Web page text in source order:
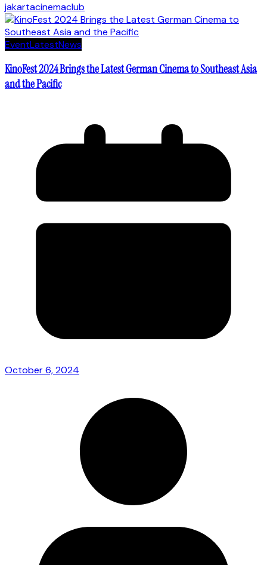
jakartacinemaclub
EventLatestNews
KinoFest 2024 Brings the Latest German Cinema to Southeast Asia
and the Pacific
October 6, 2024